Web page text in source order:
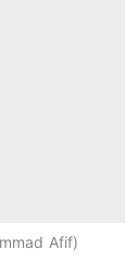
Afif